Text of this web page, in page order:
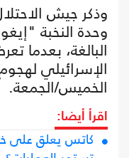
وذكر جيش
وحدة النخبة
البالغة، بعدما
الإسرائيلي
الخميس/الجمعة.
اقرأ أيضا:
كاتس يعلق على